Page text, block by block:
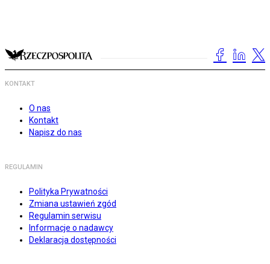
KONTAKT
O nas
Kontakt
Napisz do nas
REGULAMIN
Polityka Prywatności
Zmiana ustawień zgód
Regulamin serwisu
Informacje o nadawcy
Deklaracja dostępności